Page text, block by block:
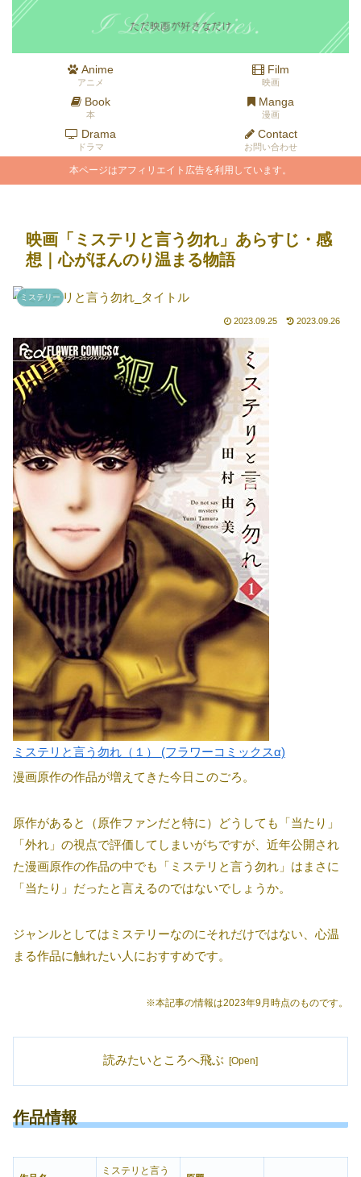
Anime
アニメ
Film
映画
Book
本
Manga
漫画
Drama
ドラマ
Contact
お問い合わせ
本ページはアフィリエイト広告を利用しています。
映画「ミステリと言う勿れ」あらすじ・感
想｜心がほんのり温まる物語
ミステリー
2023.09.25 2023.09.26
ミステリと言う勿れ（１） (フラワーコミックスα)
漫画原作の作品が増えてきた今日このごろ。
原作があると（原作ファンだと特に）どうしても「当たり」
「外れ」の視点で評価してしまいがちですが、近年公開され
た漫画原作の作品の中でも「ミステリと言う勿れ」はまさに
「当たり」だったと言えるのではないでしょうか。
ジャンルとしてはミステリーなのにそれだけではない、心温
まる作品に触れたい人におすすめです。
※本記事の情報は2023年9月時点のものです。
読みたいところへ飛ぶ
作品情報
ミステリと言う